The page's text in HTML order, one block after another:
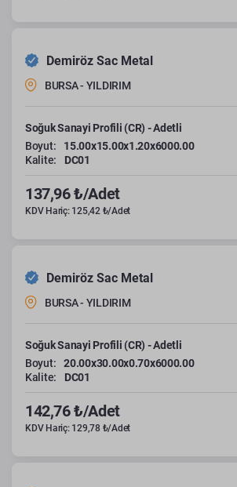
Demiröz Sac Metal
BURSA - YILDIRIM
Soğuk Sanayi Profili (CR) - Adetli
Boyut:
15.00x15.00x1.20x6000.00
Kalite:
DC01
137,96 ₺/Adet
KDV Hariç: 125,42 ₺/Adet
Demiröz Sac Metal
BURSA - YILDIRIM
Soğuk Sanayi Profili (CR) - Adetli
Boyut:
20.00x30.00x0.70x6000.00
Kalite:
DC01
142,76 ₺/Adet
KDV Hariç: 129,78 ₺/Adet